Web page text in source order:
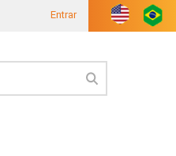
Entrar